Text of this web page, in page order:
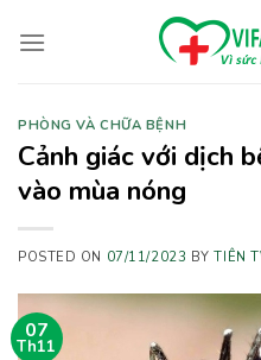
PHÒNG VÀ CHỮA BỆNH
Cảnh giác với dịch
vào mùa nóng
POSTED ON 07/11/2023 BYTIÊN
07
Th11